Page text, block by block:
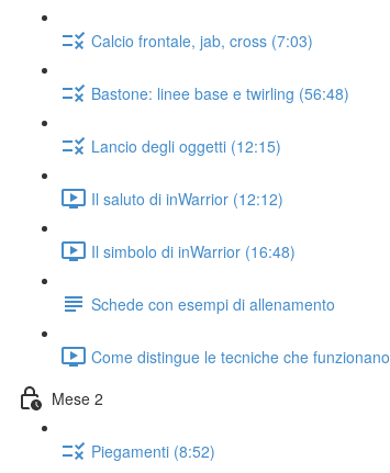
Calcio frontale, jab, cross (7:03)
Bastone: linee base e twirling (56:48)
Lancio degli oggetti (12:15)
Il saluto di inWarrior (12:12)
Il simbolo di inWarrior (16:48)
Schede con esempi di allenamento
Come distingue le tecniche che
Mese 2
Piegamenti (8:52)